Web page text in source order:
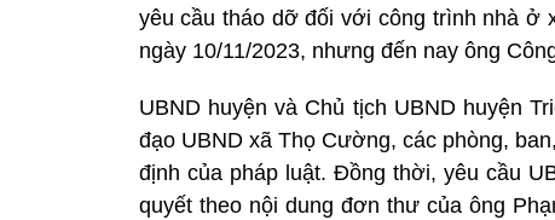
yêu cầu tháo dỡ đối với công trình nhà ở
ngày 10/11/2023, nhưng đến nay ông
UBND huyện và Chủ tịch UBND huyện
đạo UBND xã Thọ Cường, các phòng,
định của pháp luật. Đồng thời, yêu cầu
quyết theo nội dung đơn thư của ông